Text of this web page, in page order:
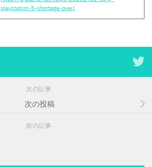
playstation-5-shortage-over/
次の記事
次の投稿
前の記事